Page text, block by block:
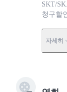
SKT/
청구할
자세히